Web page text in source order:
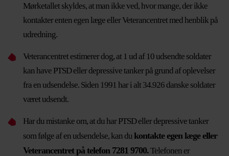
Mørketallet skyldes, at man ikke ved, hvor mange, der ikke
kontakter enten egen læge eller Veterancentret med henblik på
udredning.
Veterancentret estimerer dog, at 1 ud af 10 udsendte soldater
kan have PTSD eller depressive tanker på grund af oplevelser
fra en udsendelse. Siden 1991 har i alt 34.926 danske soldater
været udsendt.
Har du mistanke om, at du har PTSD eller depressive tanker
som følge af en udsendelse, kan du kontakte egen læge eller
Veterancentret på telefon 7281 9700.Telefonen er